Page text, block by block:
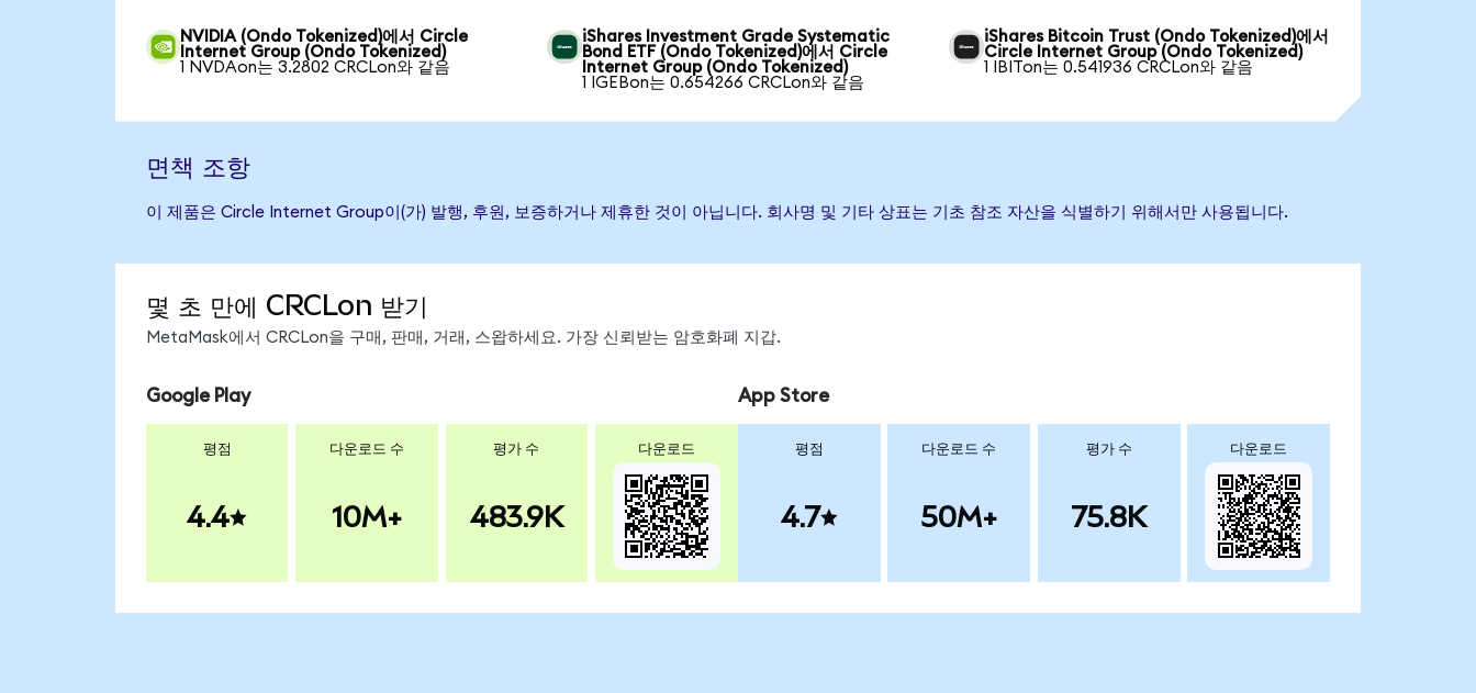
NVIDIA (Ondo Tokenized)에서 Circle
Internet Group (Ondo Tokenized)
1 NVDAon는 3.2802 CRCLon와 같음
iShares Investment Grade Systematic
Bond ETF (Ondo Tokenized)에서 Circle
Internet Group (Ondo Tokenized)
1 IGEBon는 0.654266 CRCLon와 같음
iShares Bitcoin Trust (Ondo Tokenized)에서
Circle Internet Group (Ondo Tokenized)
1 IBITon는 0.541936 CRCLon와 같음
면책 조항
이 제품은 Circle Internet Group이(가) 발행, 후원, 보증하거나 제휴한 것이 아닙니다. 회사명 및 기타 상표는 기초 참조 자산을 식별하기 위해서만 사용됩니다.
몇 초 만에 CRCLon 받기
MetaMask에서 CRCLon을 구매, 판매, 거래, 스왑하세요. 가장 신뢰받는 암호화폐 지갑.
Google Play
평점
4.4
다운로드 수
10M+
평가 수
483.9K
다운로드
App Store
평점
4.7
다운로드 수
50M+
평가 수
75.8K
다운로드